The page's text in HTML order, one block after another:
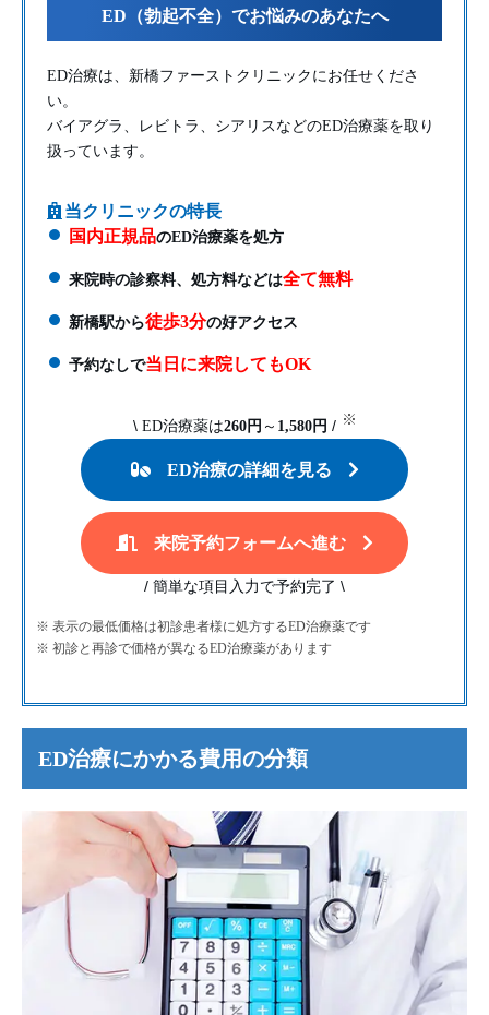
ED（勃起不全）でお悩みのあなたへ
ED治療は、新橋ファーストクリニックにお任せくださ
い。
バイアグラ、レビトラ、シアリスなどのED治療薬を取り
扱っています。
当クリニックの特長
国内正規品のED治療薬を処方
来院時の診察料、処方料などは全て無料
新橋駅から徒歩3分の好アクセス
予約なしで当日に来院してもOK
\ED治療薬は260円 ～ 1,580円 / ※
ED治療の詳細を見る
来院予約フォームへ進む
/ 簡単な項目入力で予約完了 \
※ 表示の最低価格は初診患者様に処方するED治療薬です
※ 初診と再診で価格が異なるED治療薬があります
ED治療にかかる費用の分類